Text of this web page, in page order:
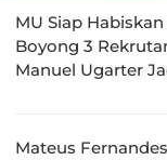
MU Siap
Boyong 3
Manuel Ugarter
Mateus